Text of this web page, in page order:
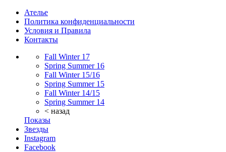
Ателье
Политика конфиденциальности
Условия и Правила
Контакты
Fall Winter 17
Spring Summer 16
Fall Winter 15/16
Spring Summer 15
Fall Winter 14/15
Spring Summer 14
< назад
Показы
Звезды
Instagram
Facebook